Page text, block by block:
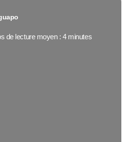
de lecture moyen : 4 minutes